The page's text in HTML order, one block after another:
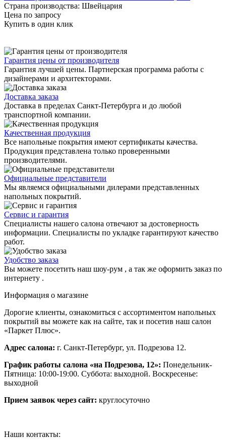
Страна производства: Швейцария
Цена по запросу
Купить в один клик
Гарантия цены от производителя
Гарантия лучшей цены. Партнерская программа работы с
дизайнерами и архитекторами.
Доставка заказа
Доставка в пределах Санкт-Петербурга и до любой
транспортной компании.
Качественная продукция
Все напольные покрытия имеют сертификаты качества.
Продукция представлена только проверенными
производителями.
Официальные представители
Мы являемся официальными дилерами представленных
напольных покрытий.
Сервис и гарантия
Специалисты нашего салона отвечают за достоверность
информации. Специалисты по укладке гарантируют качество
работ.
Удобство заказа
Вы можете посетить наш шоу-рум , а так же оформить заказ по
интернету .
Информация о магазине
Дорогие клиенты, ознакомиться с ассортиментом напольных
покрытий вы можете как на сайте, так и посетив наш салон
«Паркет Плюс».
Адрес салона: г. Санкт-Петербург, ул. Подрезова 12.
График работы салона «на Подрезова, 12»: Понедельник-
Пятница: 10:00-19:00. Суббота: выходной. Воскресенье:
выходной
Прием заявок через сайт: круглосуточно
Наши контакты: